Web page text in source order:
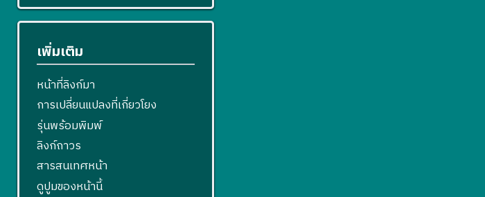
เพิ่มเติม
หน้าที่ลิงก์มา
การเปลี่ยนแปลงที่เกี่ยวโยง
รุ่นพร้อมพิมพ์
ลิงก์ถาวร
สารสนเทศหน้า
ดูปูมของหน้านี้